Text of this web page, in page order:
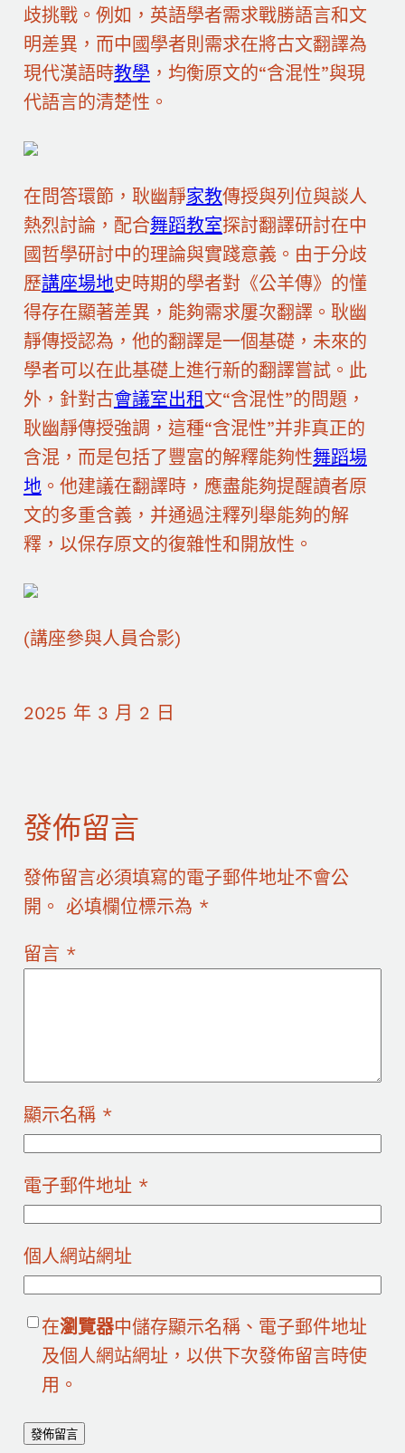
歧挑戰。例如，英語學者需求戰勝語言和文
明差異，而中國學者則需求在將古文翻譯為
現代漢語時教學 ，均衡原文的“含混性”與現
代語言的清楚性。
在問答環節，耿幽靜家教傳授與列位與談人
熱烈討論，配合舞蹈教室探討翻譯研討在中
國哲學研討中的理論與實踐意義。由于分歧
歷講座場地史時期的學者對《公羊傳》的懂
得存在顯著差異，能夠需求屢次翻譯。耿幽
靜傳授認為，他的翻譯是一個基礎，未來的
學者可以在此基礎上進行新的翻譯嘗試。此
外，針對古會議室出租 文“含混性”的問題，
耿幽靜傳授強調，這種“含混性”并非真正的
含混，而是包括了豐富的解釋能夠性舞蹈場
地。他建議在翻譯時，應盡能夠提醒讀者原
文的多重含義，并通過注釋列舉能夠的解
釋，以保存原文的復雜性和開放性。
(講座參與人員合影)
2025 年 3 月 2 日
發佈留言
發佈留言必須填寫的電子郵件地址不會公
開。 必填欄位標示為 *
留言 *
顯示名稱 *
電子郵件地址 *
個人網站網址
在瀏覽器中儲存顯示名稱、電子郵件地址
及個人網站網址，以供下次發佈留言時使
用。